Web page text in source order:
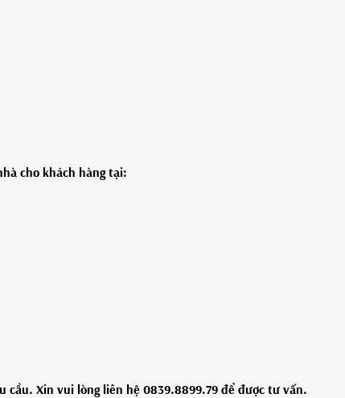
cho khách hàng tại:
cầu. Xin vui lòng liên hệ 0839.8899.79 để được tư vấn.